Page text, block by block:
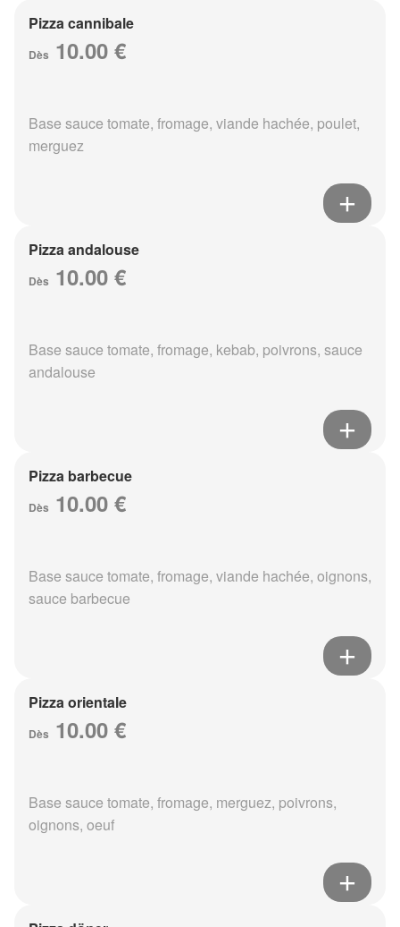
Pizza cannibale
Dès 10.00 €
Base sauce tomate, fromage, viande hachée, poulet,
merguez
Pizza andalouse
Dès 10.00 €
Base sauce tomate, fromage, kebab, poivrons, sauce
andalouse
Pizza barbecue
Dès 10.00 €
Base sauce tomate, fromage, viande hachée, oignons,
sauce barbecue
Pizza orientale
Dès 10.00 €
Base sauce tomate, fromage, merguez, poivrons,
oignons, oeuf